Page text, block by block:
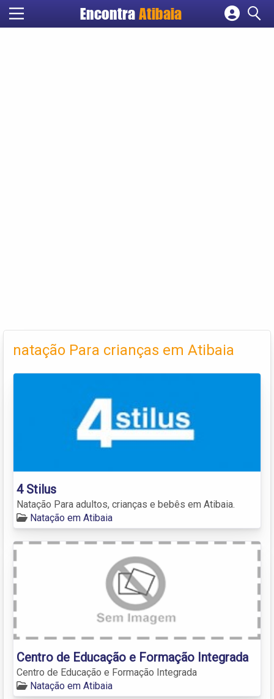
Encontra Atibaia
natação Para crianças em Atibaia
4 Stilus
Natação Para adultos, crianças e bebês em Atibaia.
Natação em Atibaia
Centro de Educação e Formação Integrada
Centro de Educação e Formação Integrada
Natação em Atibaia